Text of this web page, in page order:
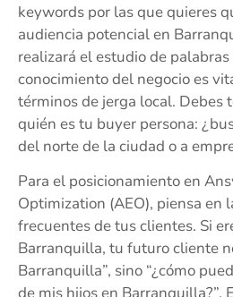
keywords por las que quieres
audiencia potencial en
realizará el estudio de
conocimiento del negocio es
términos de jerga local. Debes
quién es tu buyer persona:
del norte de la ciudad o a
Para el posicionamiento en
Optimization (AEO), piensa en
frecuentes de tus clientes. Si
Barranquilla, tu futuro cliente
Barranquilla”, sino “¿cómo